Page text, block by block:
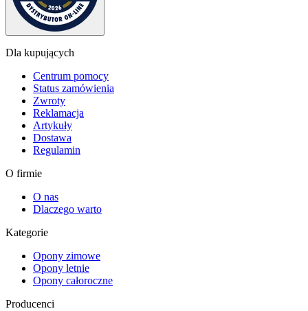
Dla kupujących
Centrum pomocy
Status zamówienia
Zwroty
Reklamacja
Artykuły
Dostawa
Regulamin
O firmie
O nas
Dlaczego warto
Kategorie
Opony zimowe
Opony letnie
Opony całoroczne
Producenci